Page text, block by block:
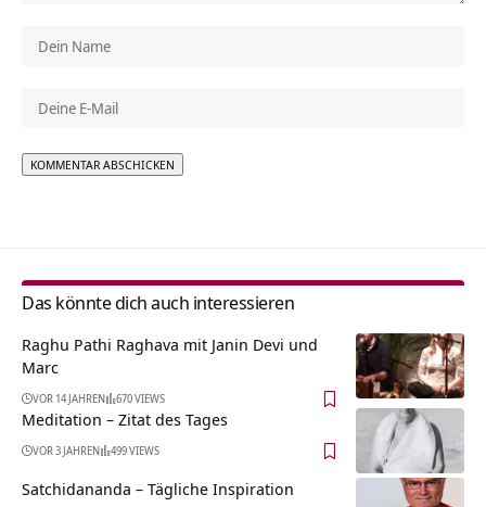
Das könnte dich auch interessieren
Raghu Pathi Raghava mit Janin Devi und
Marc
VOR 14 JAHREN 670 VIEWS
Meditation – Zitat des Tages
VOR 3 JAHREN 499 VIEWS
Satchidananda – Tägliche Inspiration